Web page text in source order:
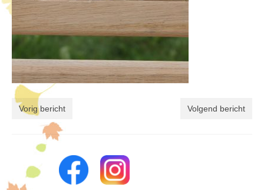
Vorig bericht Volgend bericht